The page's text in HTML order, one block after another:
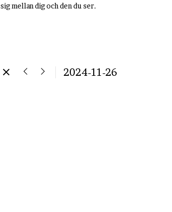
sig mellan dig och den du ser.
2024-11-26